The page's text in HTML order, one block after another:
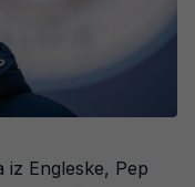
iz Engleske, Pep